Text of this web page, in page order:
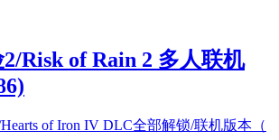
Risk of Rain 2 多人联机